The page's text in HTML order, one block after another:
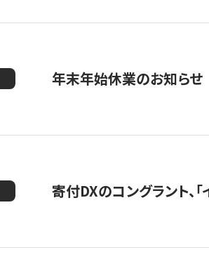
年末年始休業のお知らせ
寄付DXのコングラント、